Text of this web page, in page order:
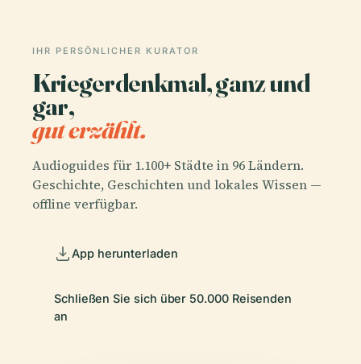
IHR PERSÖNLICHER KURATOR
Kriegerdenkmal, ganz und
gar,
gut erzählt.
Audioguides für 1.100+ Städte in 96 Ländern.
Geschichte, Geschichten und lokales Wissen —
offline verfügbar.
App herunterladen
Schließen Sie sich über 50.000 Reisenden
an